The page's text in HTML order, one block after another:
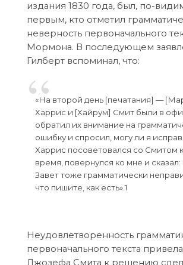
издания 1830 года, был, по-
первым, кто отметил
неверность первоначального
Мормона. В последующем
Гилберт вспоминал, что:
«На второй день [печатания] —
Харрис и [Хайрум] Смит были в
обратил их внимание на
ошибку и спросил, могу ли я
Харрис посоветовался со Смитом
время, повернулся ко мне и сказал:
Завет тоже грамматически
что пишите, как есть».1
Неудовлетворенность
первоначального текста
Джозефа Смита к решению